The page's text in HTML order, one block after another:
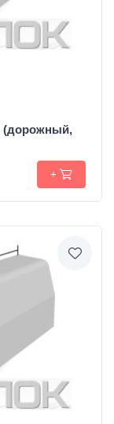
(дорожный,
+